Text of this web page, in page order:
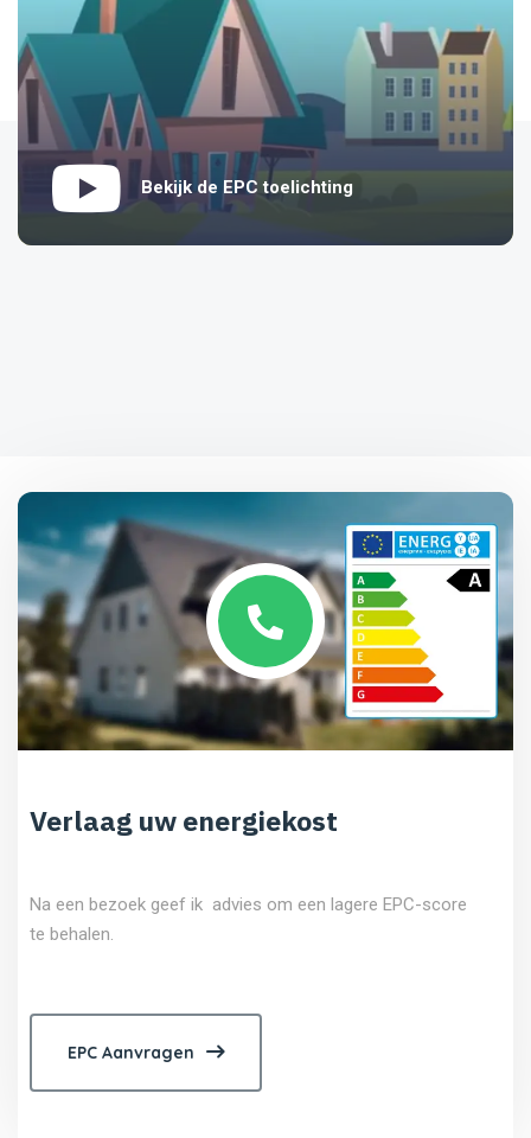
Bekijk de EPC toelichting
Verlaag uw energiekost
Na een bezoek geef ik advies om een lagere EPC-score
te behalen.
EPC Aanvragen